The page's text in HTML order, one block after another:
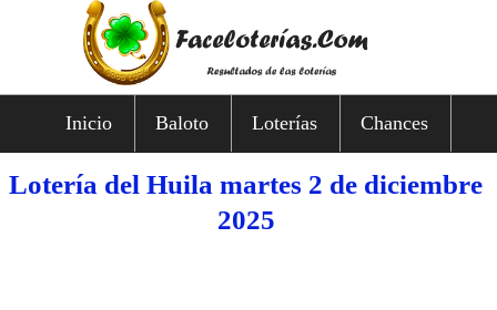
Inicio Baloto Loterías Chances
Lotería del Huila martes 2 de diciembre
2025